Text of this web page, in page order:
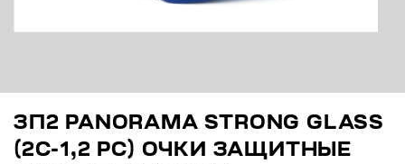
ЗП2 PANORAMA STRONG GLASS
(2С-1,2 РС) ОЧКИ ЗАЩИТНЫЕ